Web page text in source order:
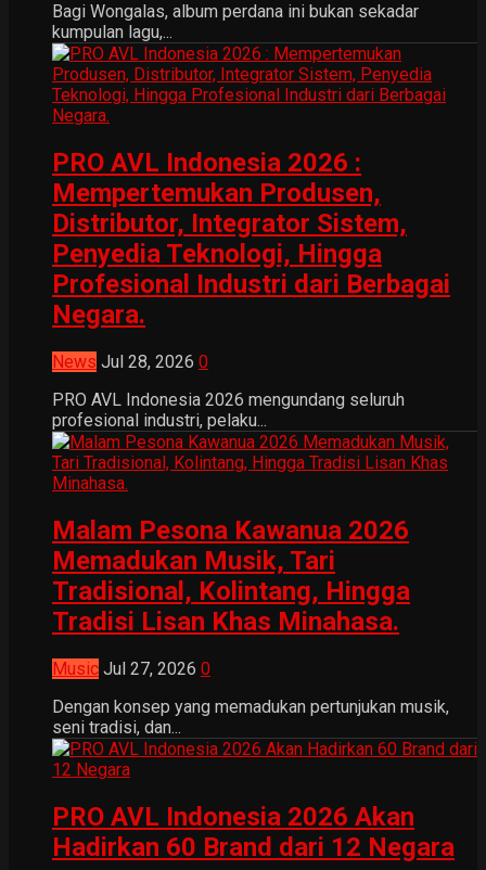
Bagi Wongalas, album perdana ini bukan sekadar
kumpulan lagu,...
PRO AVL Indonesia 2026 :
Mempertemukan Produsen,
Distributor, Integrator Sistem,
Penyedia Teknologi, Hingga
Profesional Industri dari Berbagai
Negara.
News Jul 28, 2026 0
PRO AVL Indonesia 2026 mengundang seluruh
profesional industri, pelaku...
Malam Pesona Kawanua 2026
Memadukan Musik, Tari
Tradisional, Kolintang, Hingga
Tradisi Lisan Khas Minahasa.
Music Jul 27, 2026 0
Dengan konsep yang memadukan pertunjukan musik,
seni tradisi, dan...
PRO AVL Indonesia 2026 Akan
Hadirkan 60 Brand dari 12 Negara